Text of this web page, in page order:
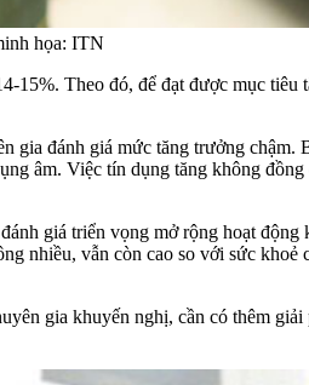
họa: ITN
Theo đó, để đạt được mục
gia đánh giá mức tăng trưởng
âm. Việc tín dụng tăng không
giá triển vọng mở rộng hoạt
nhiều, vẫn còn cao so với sức
gia khuyến nghị, cần có thêm